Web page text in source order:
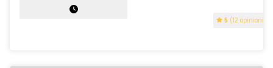
5 (12 opinioni)